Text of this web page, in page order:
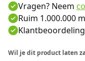
Vragen? Neem
Ruim 1.000.000
Wil je dit product laten